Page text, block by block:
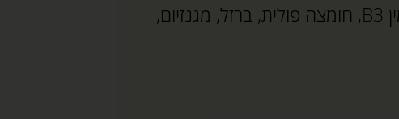
: ויטמין B1, ויטמין B2, ויטמין B3, חומצה פולית, ברזל, מגנזיום,